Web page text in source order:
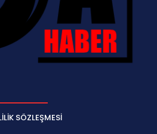
SÖZLEŞMESI